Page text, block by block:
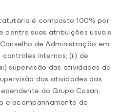
é composto 100% por
dentre suas atribuições usuais
de Administração em
internos; (ii) de
supervisão das atividades da
das atividades das
do Grupo Cosan;
e acompanhamento de